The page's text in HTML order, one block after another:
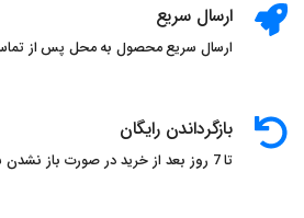
ارسال سریع
ارسال سریع محصول به محل پس از تماس
بازگرداندن رایگان
تا 7 روز بعد از خرید در صورت باز نشدن سلفون